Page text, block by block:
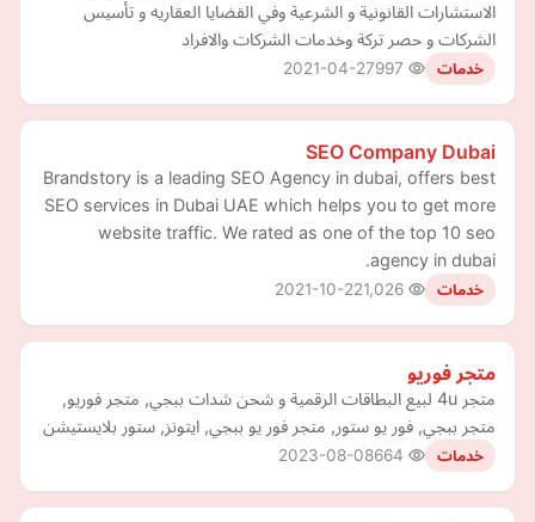
الاستشارات القانونية و الشرعية وفي القضايا العقاريه و تأسيس
الشركات و حصر تركة وخدمات الشركات والافراد
خدمات 2021-04-27
SEO Company Dubai
Brandstory is a leading SEO Agency in dubai, offers best
SEO services in Dubai UAE which helps you to get more
website traffic. We rated as one of the top 10 seo
agency in dubai.
خدمات 2021-10-22
متجر فوريو
متجر 4u لبيع البطاقات الرقمية و شحن شدات ببجي, متجر فوريو,
متجر ببجي, فور يو ستور, متجر فور يو ببجي, ايتونز, ستور بلايستيشن
خدمات 2023-08-08